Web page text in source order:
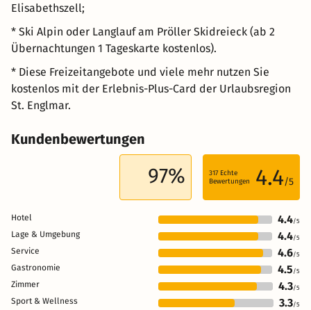
Elisabethszell;
* Ski Alpin oder Langlauf am Pröller Skidreieck (ab 2
Übernachtungen 1 Tageskarte kostenlos).
* Diese Freizeitangebote und viele mehr nutzen Sie
kostenlos mit der Erlebnis-Plus-Card der Urlaubsregion
St. Englmar.
Kundenbewertungen
97% 317 Echte
Bewertungen
4.4/5
Hotel 4.4/5
Lage & Umgebung 4.4/5
Service 4.6/5
Gastronomie 4.5 /5
Zimmer 4.3/5
Sport & Wellness 3.3/5